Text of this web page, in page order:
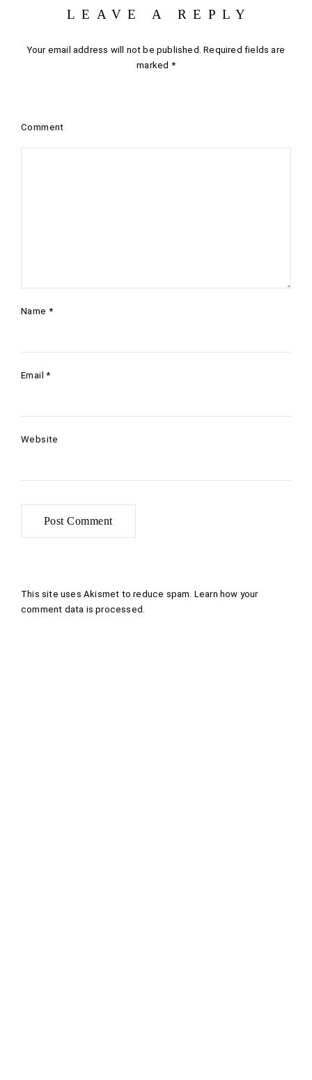
LEAVE A REPLY
Your email address will not be published. Required fields are
marked *
Comment
Name *
Email*
Website
This site uses Akismet to reduce spam. Learn how your
comment data is processed .